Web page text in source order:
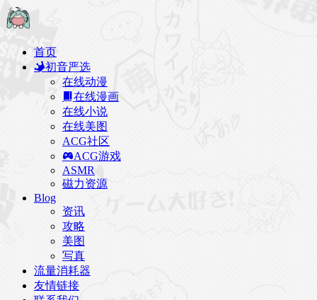
首页
初音严选
在线动漫
在线漫画
在线小说
在线美图
ACG社区
ACG游戏
ASMR
磁力资源
Blog
资讯
攻略
美图
写真
流量消耗器
友情链接